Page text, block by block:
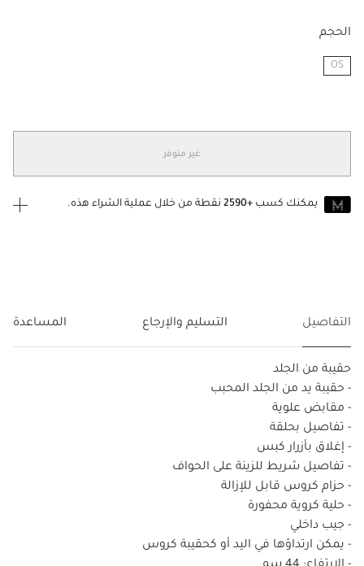
الحجم
OS
غير متوفر
يمكنك كسب +2590
نقطة من خلال عملية الشراء هذه.
التفاصيل التسليم والإرجاع المساعدة
حقيبة من الجلد
- حقيبة يد من الجلد المحبب
- مقابض علوية
- تفاصيل بحلقة
- إغلاق بأزرار كبس
- تفاصيل شريط للزينة على الحواف
- حزام كروس قابل للإزالة
- حلية كروية محفورة
- جيب داخلي
- يمكن ارتداؤها في اليد أو كحقيبة كروس